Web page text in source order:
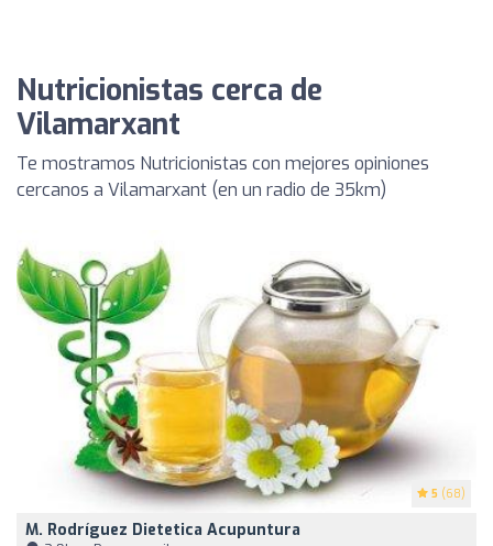
Nutricionistas cerca de
Vilamarxant
Te mostramos Nutricionistas con mejores opiniones
cercanos a Vilamarxant (en un radio de 35km)
5 (68)
M. Rodríguez Dietetica Acupuntura